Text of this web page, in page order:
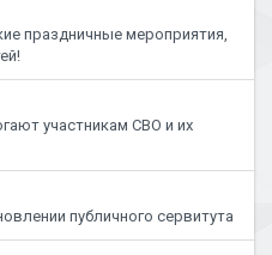
праздничные мероприятия,
участникам СВО и их
публичного сервитута